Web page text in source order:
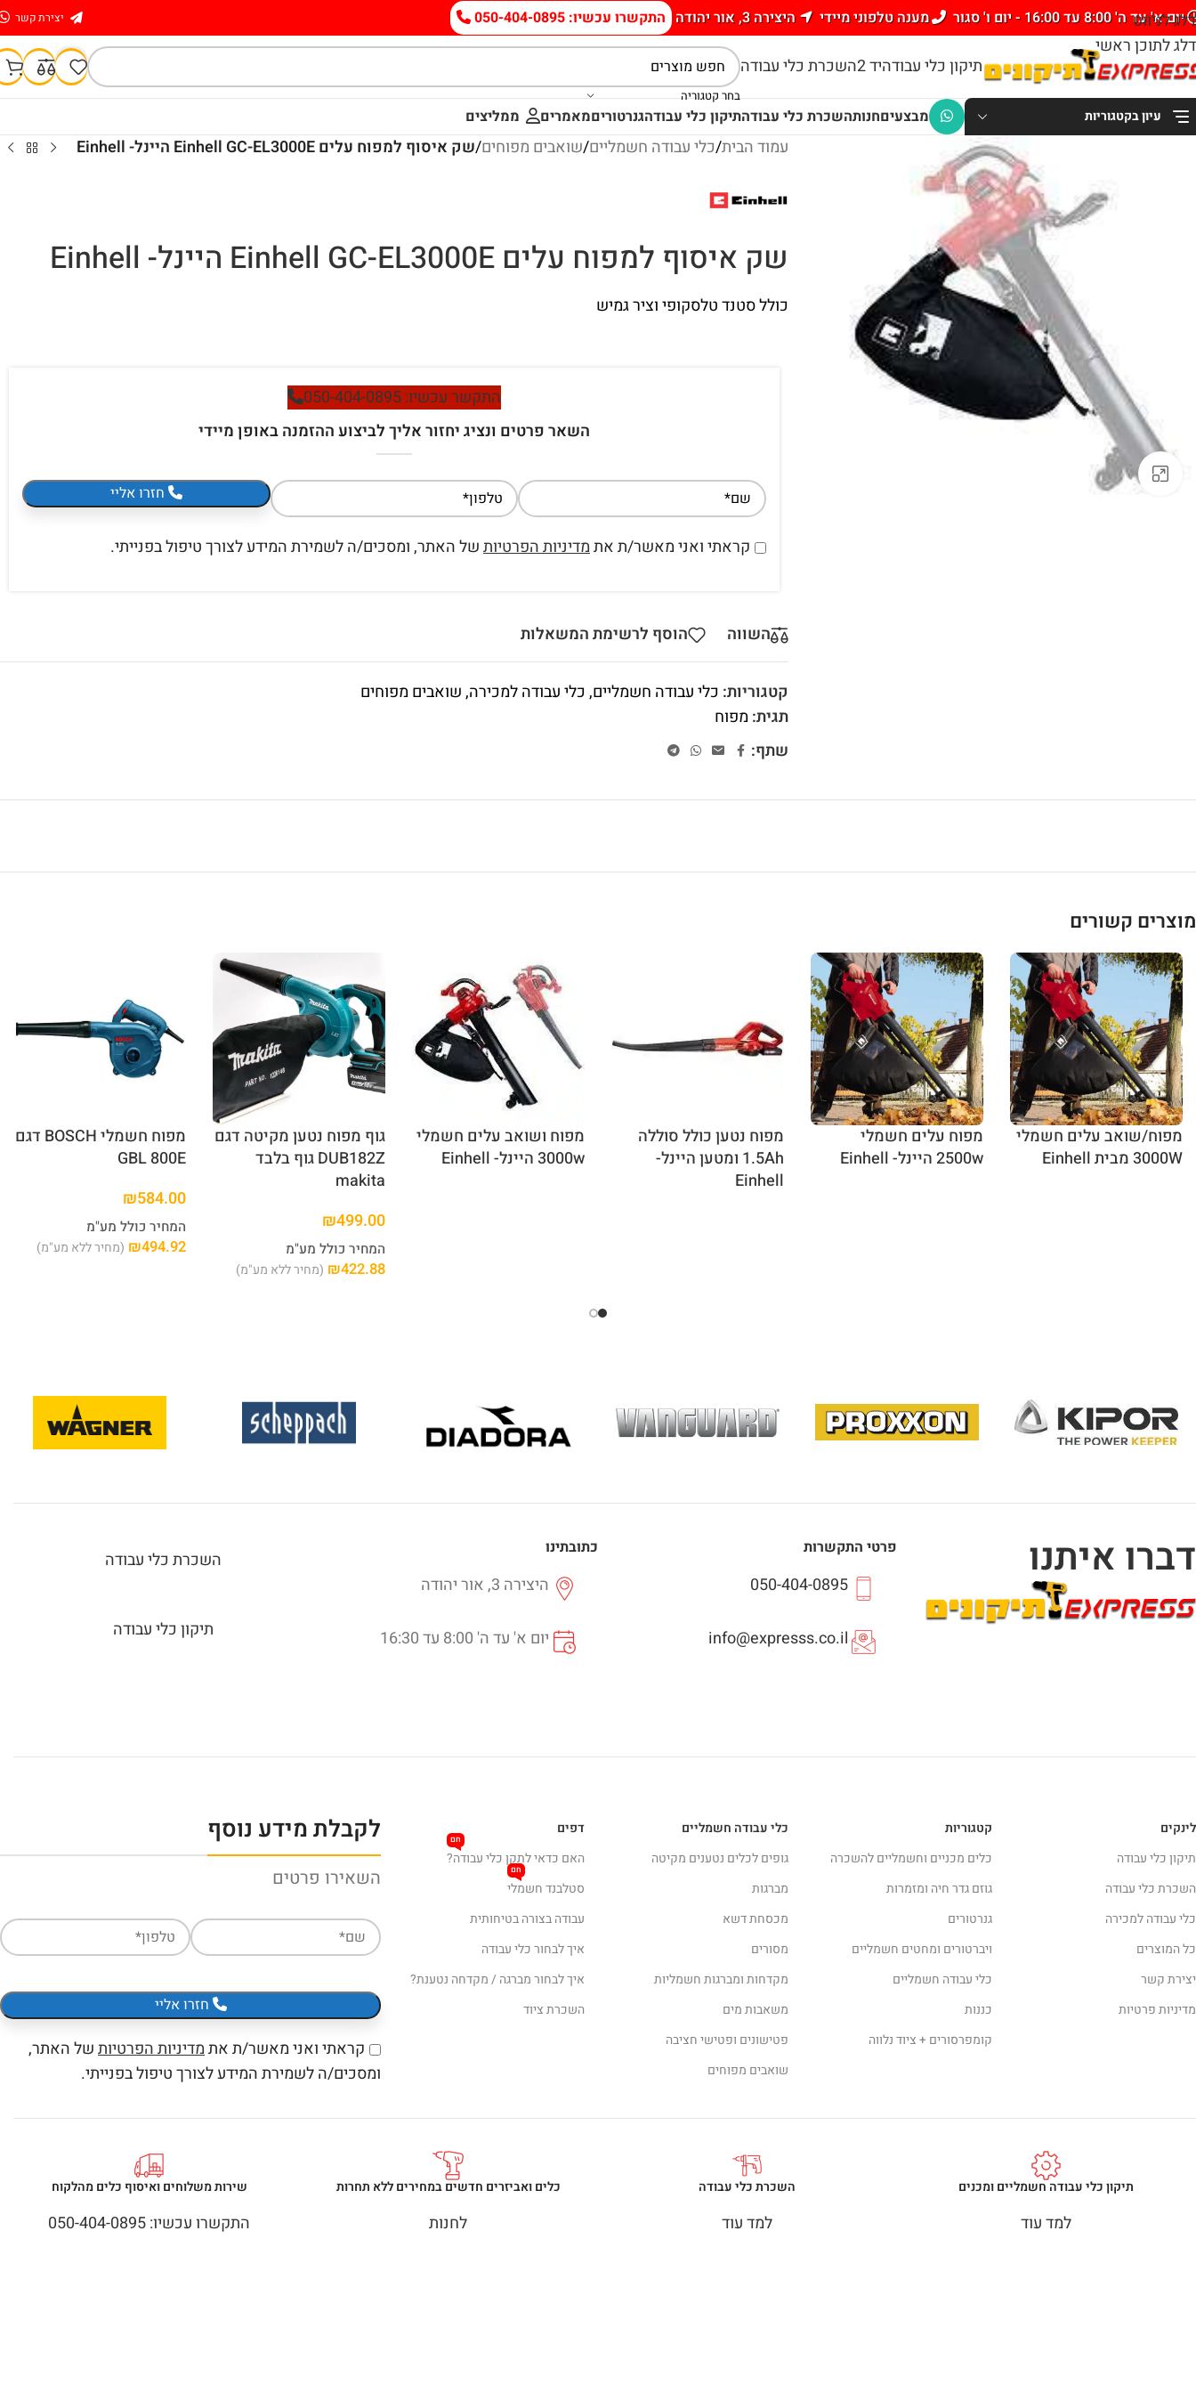
דלג לניווט
דלג לתוכן ראשי
יום א' עד ה' 8:00 עד 16:00 - יום ו' סגור מענה טלפוני מיידי היצירה 3, אור יהודה התקשרו עכשיו: 050-404-0895 יצירת קשר
תיקון כלי עבודהיד 2 השכרת כלי עבודה
בחר קטגוריה
עיון בקטגוריות מבצעיםחנותהשכרת כלי עבודהתיקון כלי עבודהגנרטוריםמאמרים ממליצים
לחץ להגדלה
עמוד הבית/כלי עבודה חשמליים/שואבים מפוחים/שק איסוף למפוח עלים Einhell GC-EL3000E היינל- Einhell
שק איסוף למפוח עלים Einhell GC-EL3000E היינל- Einhell
כולל סטנד טלסקופי וציר גמיש
התקשר עכשיו: 050-404-0895
השאר פרטים ונציג יחזור אליך לביצוע ההזמנה באופן מיידי
חזרו אליי
קראתי ואני מאשר/ת אתמדיניות הפרטיותשל האתר, ומסכים/ה לשמירת המידע לצורך טיפול בפנייתי.
השווה הוסף לרשימת המשאלות
קטגוריות: כלי עבודה חשמליים,כלי עבודה למכירה,שואבים מפוחים
תגית: מפוח
שתף:
מוצרים קשורים
מפוח/שואב עלים חשמלי
3000W מבית Einhell
מפוח עלים חשמלי
2500w היינל- Einhell
מפוח נטען כולל סוללה
1.5Ah ומטען היינל-
Einhell
מפוח ושואב עלים חשמלי
3000w היינל- Einhell
גוף מפוח נטען מקיטה דגם
DUB182Z גוף בלבד
makita
₪499.00
המחיר כולל מע"מ
₪422.88 (מחיר ללא מע"מ)
מפוח חשמלי BOSCH דגם
GBL 800E
₪584.00
המחיר כולל מע"מ
₪494.92 (מחיר ללא מע"מ)
דברו איתנו פרטי התקשרות
050-404-0895
info@expresss.co.il
כתובתינו
היצירה 3, אור יהודה
יום א' עד ה' 8:00 עד 16:30
השכרת כלי עבודה
תיקון כלי עבודה
לקבלת מידע נוסף
השאירו פרטים
חזרו אליי
קראתי ואני מאשר/ת אתמדיניות הפרטיותשל האתר,
ומסכים/ה לשמירת המידע לצורך טיפול בפנייתי.
דפים
האם כדאי לתקן כלי עבודה?
חם
סטלבנד חשמלי
חם
עבודה בצורה בטיחותית
איך לבחור כלי עבודה
איך לבחור מברגה / מקדחה נטענת?
השכרת ציוד
כלי עבודה חשמליים
גופים לכלים נטענים מקיטה
מברגות
מכסחת דשא
מסורים
מקדחות ומברגות חשמליות
משאבות מים
פטישונים ופטישי חציבה
שואבים מפוחים
קטגוריות
כלים מכניים וחשמליים להשכרה
גוזם גדר חיה ומזמרות
גנרטורים
ויברטורים ומחטים חשמליים
כלי עבודה חשמליים
כננות
קומפרסורים + ציוד נלווה
לינקים
תיקון כלי עבודה
השכרת כלי עבודה
כלי עבודה למכירה
כל המוצרים
יצירת קשר
מדיניות פרטיות
שירות משלוחים ואיסוף כלים מהלקוח
התקשרו עכשיו: 050-404-0895
כלים ואביזרים חדשים במחירים ללא תחרות
לחנות
השכרת כלי עבודה
למד עוד
תיקון כלי עבודה חשמליים ומכנים
למד עוד